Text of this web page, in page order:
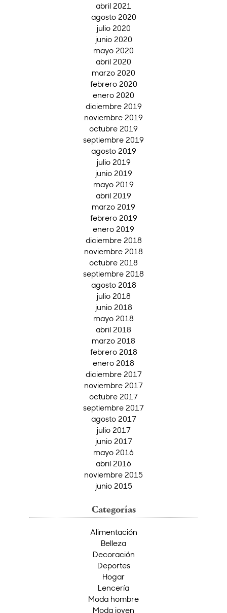
abril 2021
agosto 2020
julio 2020
junio 2020
mayo 2020
abril 2020
marzo 2020
febrero 2020
enero 2020
diciembre 2019
noviembre 2019
octubre 2019
septiembre 2019
agosto 2019
julio 2019
junio 2019
mayo 2019
abril 2019
marzo 2019
febrero 2019
enero 2019
diciembre 2018
noviembre 2018
octubre 2018
septiembre 2018
agosto 2018
julio 2018
junio 2018
mayo 2018
abril 2018
marzo 2018
febrero 2018
enero 2018
diciembre 2017
noviembre 2017
octubre 2017
septiembre 2017
agosto 2017
julio 2017
junio 2017
mayo 2016
abril 2016
noviembre 2015
junio 2015
Categorías
Alimentación
Belleza
Decoración
Deportes
Hogar
Lencería
Moda hombre
Moda joven